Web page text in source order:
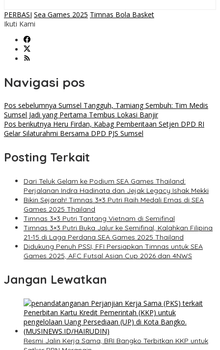
PERBASI Sea Games 2025 Timnas Bola Basket
Ikuti Kami
Navigasi pos
Pos sebelumnya Sumsel Tangguh, Tamiang Sembuh: Tim Medis
Sumsel Jadi yang Pertama Tembus Lokasi Banjir
Pos berikutnya Heru Firdan, Kabag Pemberitaan Setjen DPD RI
Gelar Silaturahmi Bersama DPD PJS Sumsel
Posting Terkait
Dari Teluk Gelam ke Podium SEA Games Thailand:
Perjalanan Indra Hadinata dan Jejak Legacy Ishak Mekki
Bikin Sejarah! Timnas 3×3 Putri Raih Medali Emas di SEA
Games 2025 Thailand
Timnas 3×3 Putri Tantang Vietnam di Semifinal
Timnas 3×3 Putri Buka Jalur ke Semifinal, Kalahkan Filipina
21-15 di Laga Perdana SEA Games 2025 Thailand
Didukung Penuh PSSI, FFI Persiapkan Timnas untuk SEA
Games 2025, AFC Futsal Asian Cup 2026 dan 4NWS
Jangan Lewatkan
​Resmi Jalin Kerja Sama, BRI Bangko Terbitkan KKP untuk